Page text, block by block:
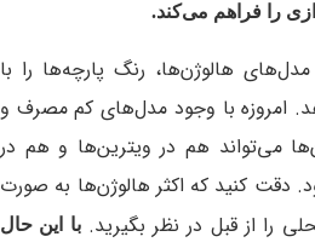
را فراهم می‌کند.
هالوژن‌ها، رنگ پارچه‌ها را با
امروزه با وجود مدل‌های کم‌ مصرف و
می‌تواند هم در ویترین‌ها و هم در
دقت کنید که اکثر هالوژن‌ها به صورت
را از قبل در نظر بگیرید.با این حال